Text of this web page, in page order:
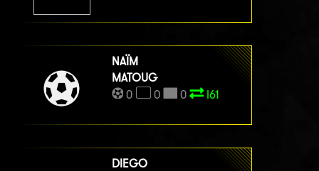
NAÏM
MATOUG
0
0 0 I61
DIEGO